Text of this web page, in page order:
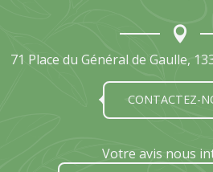
71 Place du Général de Gaulle,
CONTACTEZ-
Votre avis nous